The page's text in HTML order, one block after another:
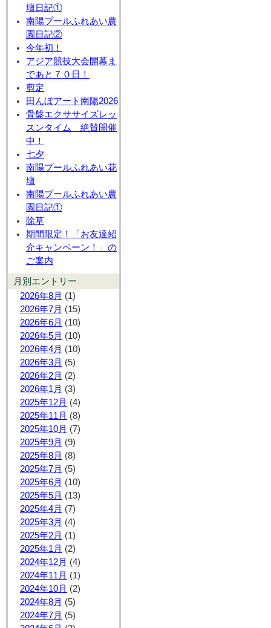
壇日記①
南陽プールふれあい農
園日記②
今年初！
アジア競技大会開幕ま
であと７０日！
剪定
田んぼアート南陽2026
骨盤エクササイズレッ
スンタイム 絶賛開催
中！
七夕
南陽プールふれあい花
壇
南陽プールふれあい農
園日記①
除草
期間限定！「お友達紹
介キャンペーン！」の
ご案内
月別エントリー
2026年8月 (1)
2026年7月 (15)
2026年6月 (10)
2026年5月 (10)
2026年4月 (10)
2026年3月 (5)
2026年2月 (2)
2026年1月 (3)
2025年12月 (4)
2025年11月 (8)
2025年10月 (7)
2025年9月 (9)
2025年8月 (8)
2025年7月 (5)
2025年6月 (10)
2025年5月 (13)
2025年4月 (7)
2025年3月 (4)
2025年2月 (1)
2025年1月 (2)
2024年12月 (4)
2024年11月 (1)
2024年10月 (2)
2024年8月 (5)
2024年7月 (5)